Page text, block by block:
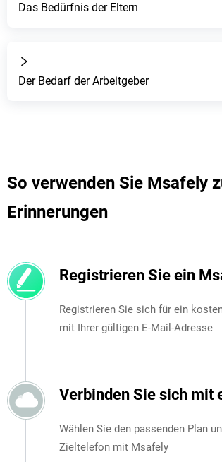
Das Bedürfnis der Eltern
Der Bedarf der Arbeitgeber
So verwenden Sie Msafely
Erinnerungen
Registrieren Sie ein
Registrieren Sie sich für ein
mit Ihrer gültigen E-Mail-Adresse
Verbinden Sie sich mit
Wählen Sie den passenden Plan
Zieltelefon mit Msafely